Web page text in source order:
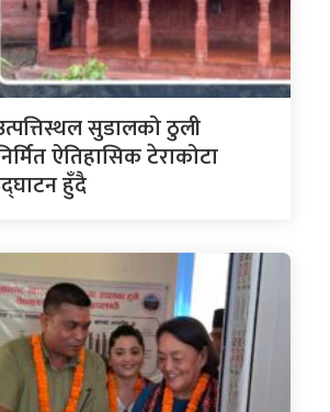
सुडालको ठुली
ऐतिहासिक टेराकोटा
हुँदै